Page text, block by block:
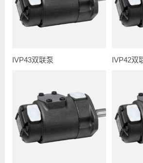
IVP43双联泵 IVP42双